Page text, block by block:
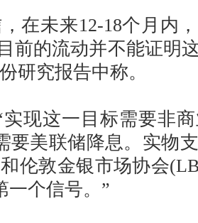
未来12-18个月内，
前的流动并不能证明
研究报告中称。
这一目标需要非商
要美联储降息。实物
伦敦金银市场协会
一个信号。”